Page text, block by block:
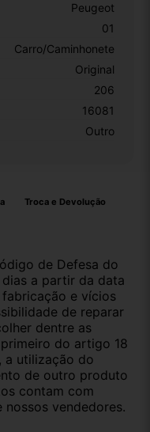
Peugeot
01
Carro/Caminhonete
Original
206
16081
Outro
Troca e Devolução
de Defesa do
a partir da data
e vícios
de reparar
dentre as
do artigo 18
a utilização do
de outro produto
contam com
nossos vendedores.